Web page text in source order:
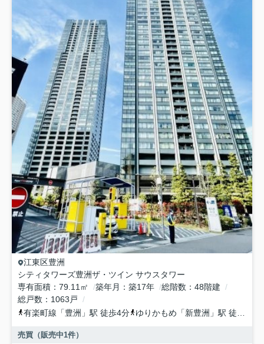
江東区豊洲
シティタワーズ豊洲ザ・ツイン サウスタワー
専有面積
79.11㎡ 築年月 築17年 総階数
48階建
総戸数
1063戸
有楽町線 「豊洲 」駅 徒歩4分 ゆりかもめ 「新豊洲 」駅 徒歩15分
売買（販売中1件）